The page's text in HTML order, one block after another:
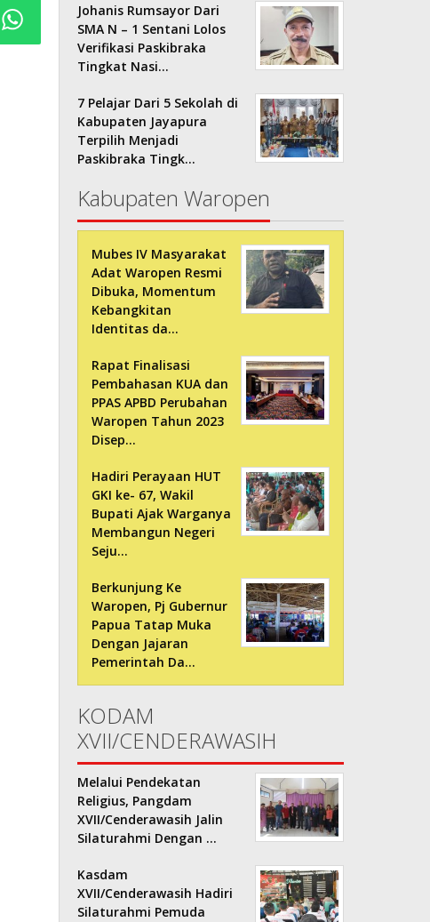
Johanis Rumsayor Dari
SMA N – 1 Sentani Lolos
Verifikasi Paskibraka
Tingkat Nasi…
7 Pelajar Dari 5 Sekolah di
Kabupaten Jayapura
Terpilih Menjadi
Paskibraka Tingk…
Kabupaten Waropen
Mubes IV Masyarakat
Adat Waropen Resmi
Dibuka, Momentum
Kebangkitan
Identitas da…
Rapat Finalisasi
Pembahasan KUA dan
PPAS APBD Perubahan
Waropen Tahun 2023
Disep…
Hadiri Perayaan HUT
GKI ke- 67, Wakil
Bupati Ajak Warganya
Membangun Negeri
Seju…
Berkunjung Ke
Waropen, Pj Gubernur
Papua Tatap Muka
Dengan Jajaran
Pemerintah Da…
KODAM
XVII/CENDERAWASIH
Melalui Pendekatan
Religius, Pangdam
XVII/Cenderawasih Jalin
Silaturahmi Dengan …
Kasdam
XVII/Cenderawasih Hadiri
Silaturahmi Pemuda